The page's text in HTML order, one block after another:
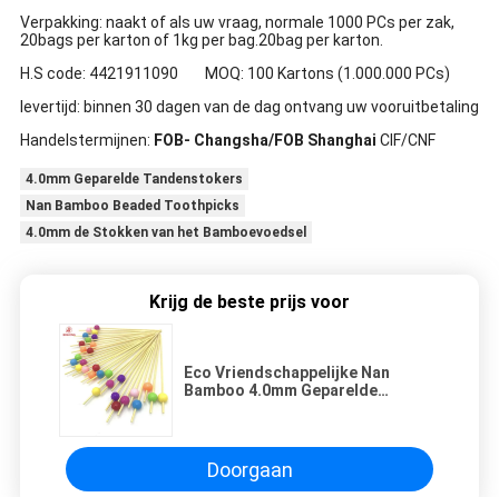
Verpakking: naakt of als uw vraag, normale 1000 PCs per zak,
20bags per karton of 1kg per bag.20bag per karton.
H.S code: 4421911090 MOQ: 100 Kartons (1.000.000 PCs)
levertijd: binnen 30 dagen van de dag ontvang uw vooruitbetaling
Handelstermijnen: FOB- Changsha/FOB Shanghai CIF/CNF
4.0mm Geparelde Tandenstokers
Nan Bamboo Beaded Toothpicks
4.0mm de Stokken van het Bamboevoedsel
Krijg de beste prijs voor
Eco Vriendschappelijke Nan
Bamboo 4.0mm Geparelde
Doorgaan